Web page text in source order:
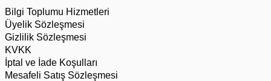
Bilgi Toplumu Hizmetleri
Üyelik Sözleşmesi
Gizlilik Sözleşmesi
KVKK
İptal ve İade Koşulları
Mesafeli Satış Sözleşmesi